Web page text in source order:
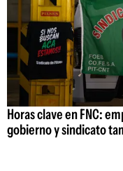
Horas clave en FNC:
gobierno y sindicato